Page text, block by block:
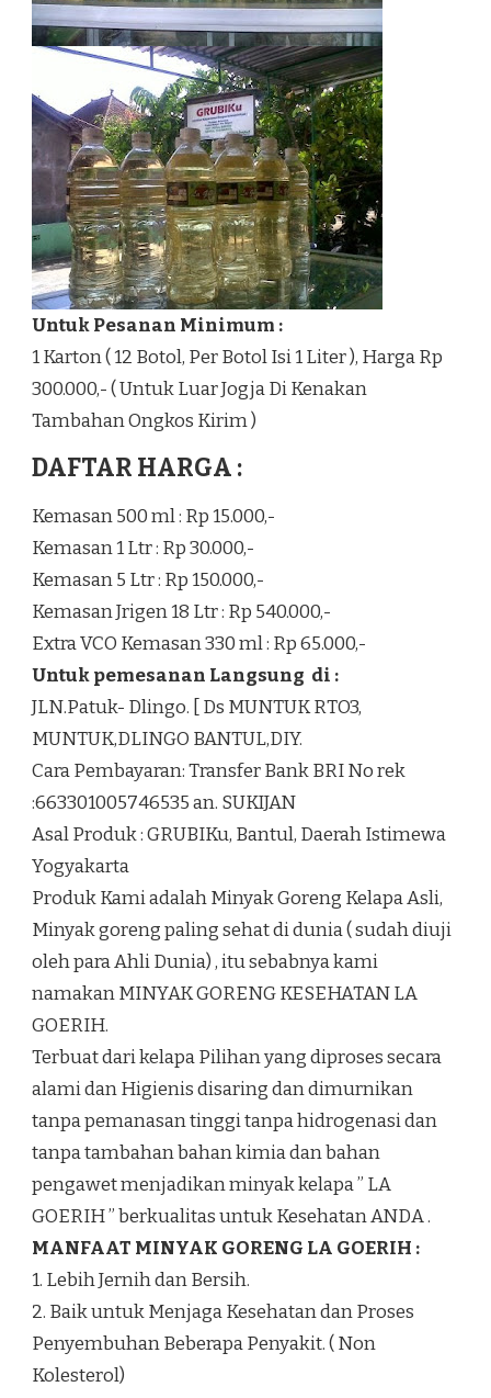
Untuk Pesanan Minimum :
1 Karton ( 12 Botol, Per Botol Isi 1 Liter ), Harga Rp
300.000,- ( Untuk Luar Jogja Di Kenakan
Tambahan Ongkos Kirim )
DAFTAR HARGA :
Kemasan 500 ml : Rp 15.000,-
Kemasan 1 Ltr : Rp 30.000,-
Kemasan 5 Ltr : Rp 150.000,-
Kemasan Jrigen 18 Ltr : Rp 540.000,-
Extra VCO Kemasan 330 ml : Rp 65.000,-
Untuk pemesanan Langsung di :
JLN.Patuk- Dlingo. [ Ds MUNTUK RTO3,
MUNTUK,DLINGO BANTUL,DIY.
Cara Pembayaran: Transfer Bank BRI No rek
:663301005746535 an. SUKIJAN
Asal Produk : GRUBIKu, Bantul, Daerah Istimewa
Yogyakarta
Produk Kami adalah Minyak Goreng Kelapa Asli,
Minyak goreng paling sehat di dunia ( sudah diuji
oleh para Ahli Dunia) , itu sebabnya kami
namakan MINYAK GORENG KESEHATAN LA
GOERIH.
Terbuat dari kelapa Pilihan yang diproses secara
alami dan Higienis disaring dan dimurnikan
tanpa pemanasan tinggi tanpa hidrogenasi dan
tanpa tambahan bahan kimia dan bahan
pengawet menjadikan minyak kelapa ” LA
GOERIH ” berkualitas untuk Kesehatan ANDA .
MANFAAT MINYAK GORENG LA GOERIH :
1. Lebih Jernih dan Bersih.
2. Baik untuk Menjaga Kesehatan dan Proses
Penyembuhan Beberapa Penyakit. ( Non
Kolesterol)